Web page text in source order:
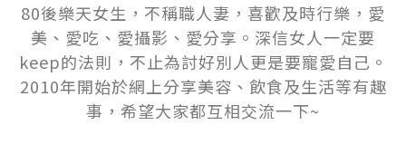
80後樂天女生，不稱職人妻，喜歡及時行樂，愛
美、愛吃、愛攝影、愛分享。深信女人一定要
keep的法則，不止為討好別人更是要寵愛自己。
2010年開始於網上分享美容、飲食及生活等有趣
事，希望大家都互相交流一下~